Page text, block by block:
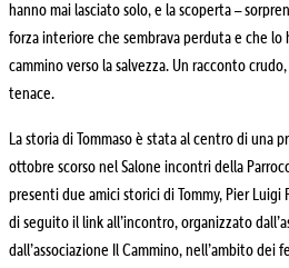
hanno mai lasciato solo, e la scoperta –
forza interiore che sembrava perduta e che
cammino verso la salvezza. Un racconto
tenace.
La storia di Tommaso è stata al centro di una
ottobre scorso nel Salone incontri della
presenti due amici storici di Tommy, Pier
di seguito il link all’incontro, organizzato
dall’associazione Il Cammino, nell’ambito